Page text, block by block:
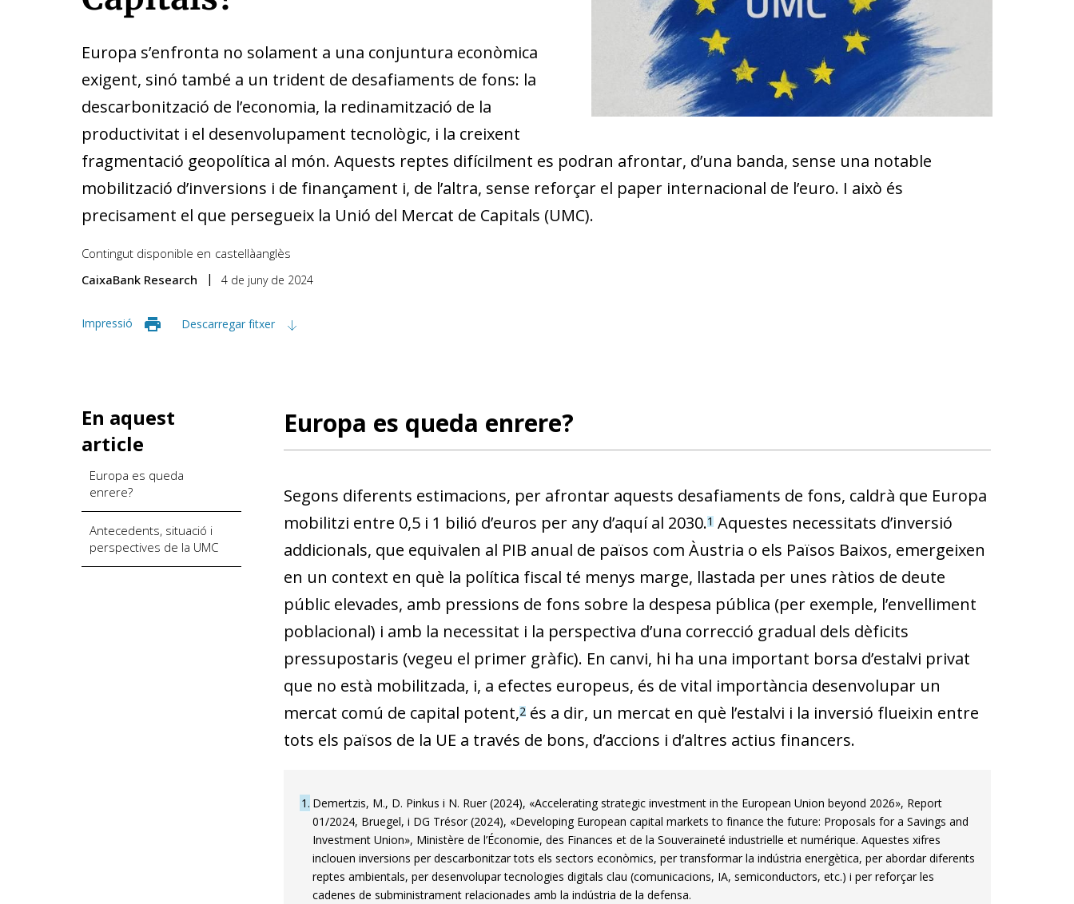
Europa s’enfronta no solament a una conjuntura econòmica
exigent, sinó també a un trident de desafiaments de fons: la
descarbonització de l’economia, la redinamització de la
productivitat i el desenvolupament tecnològic, i la creixent
fragmentació geopolítica al món. Aquests reptes difícilment es podran afrontar, d’una banda, sense una notable
mobilització d’inversions i de finançament i, de l’altra, sense reforçar el paper internacional de l’euro. I això és
precisament el que persegueix la Unió del Mercat de Capitals (UMC).
Contingut disponible en castellàanglès
CaixaBank Research
4 de juny de 2024
Impressió Descarregar fitxer
En aquest
article
Europa es queda
enrere?
Antecedents, situació i
perspectives de la UMC
Europa es queda enrere?
Segons diferents estimacions, per afrontar aquests desafiaments de fons, caldrà que Europa
mobilitzi entre 0,5 i 1 bilió d’euros per any d’aquí al 2030.1Aquestes necessitats d’inversió
addicionals, que equivalen al PIB anual de països com Àustria o els Països Baixos, emergeixen
en un context en què la política fiscal té menys marge, llastada per unes ràtios de deute
públic elevades, amb pressions de fons sobre la despesa pú­­blica (per exemple, l’envelliment
poblacional) i amb la necessitat i la perspectiva d’una correcció gradual dels dèficits
pressupostaris (vegeu el primer gràfic). En canvi, hi ha una important borsa d’estalvi privat
que no està mobilitzada, i, a efectes europeus, és de vital importància desenvolupar un
mercat comú de capital potent,2és a dir, un mercat en què l’estalvi i la inversió flueixin entre
tots els països de la UE a través de bons, d’accions i d’altres actius financers.
1 Demertzis, M., D. Pinkus i N. Ruer (2024), «Accelerating strategic investment in the European Union beyond 2026», Report
01/2024, Bruegel, i DG Trésor (2024), «Developing European capital markets to finance the future: Proposals for a Savings and
Investment Union», Ministère de l’Économie, des Finances et de la Souveraineté industrielle et numérique. Aquestes xifres
inclouen inversions per descarbonitzar tots els sectors econòmics, per transformar la indústria energètica, per abordar diferents
reptes ambientals, per desenvolupar tecnologies digitals clau (comunicacions, IA, semiconductors, etc.) i per reforçar les
cadenes de subministrament relacionades amb la indústria de la defensa.